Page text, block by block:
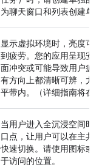
为聊天窗口和列表创建单
显示虚拟环境时，亮度可
到疲劳。您的应用呈现安
面冲突或可能导致用户疲
有方向上都清晰可辨，尤
平带内。（详细指南将在
当用户进入全沉浸空间时
口点，让用户可以在主共
快速切换。请使用图标或
于访问的位置。